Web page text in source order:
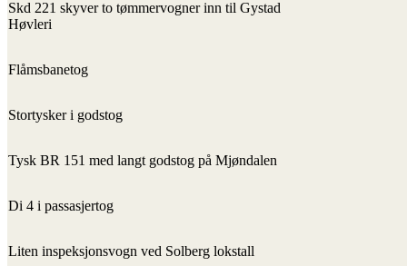
Skd 221 skyver to tømmervogner inn til Gystad
Høvleri
Flåmsbanetog
Stortysker i godstog
Tysk BR 151 med langt godstog på Mjøndalen
Di 4 i passasjertog
Liten inspeksjonsvogn ved Solberg lokstall